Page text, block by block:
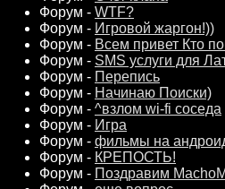
Форум - WTF?
Форум - Игровой жаргон!))
Форум - Всем привет Кто
Форум - SMS услуги для
Форум - Перепись
Форум - Начинаю Поиски)
Форум - ^взлом wi-fi соседа
Форум - Игра
Форум - фильмы на
Форум - КРЕПОСТЬ!
Форум - Поздравим